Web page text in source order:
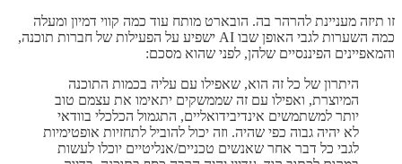
זו תיזה מעניינת להרהר בה. הובארט מותח עוד כמה קווי דמיון ומעלה
כמה השערות לגבי האופן שבו AI ישפיע על הפעילות של חברות תוכנה,
והמאפיינים הפיננסיים שלהן, לפני שהוא מסכם:
היתרון של כל זה הוא, שאפילו עם עליה בכמות התוכנה
המיוצרת, ואפילו עם זה שממשקים יתאימו את עצמם טוב
יותר למשתמשים אינדיבידואליים, התגמול הכלכלי בוודאי
לא יהיה גבוה כפי שהיה. וזה יכול להוביל לתחזיות אופטימיות
לגבי כל דבר אחר שאנשים טכניים/אנליטיים יוכלו לעשות